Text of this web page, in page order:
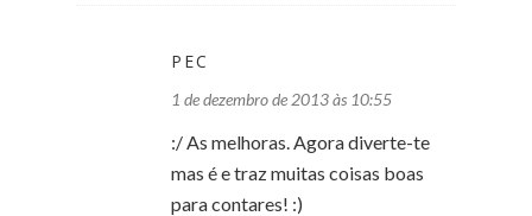
PEC
1 de dezembro de 2013 às 10:55
:/ As melhoras. Agora diverte-te
mas é e traz muitas coisas boas
para contares! :)